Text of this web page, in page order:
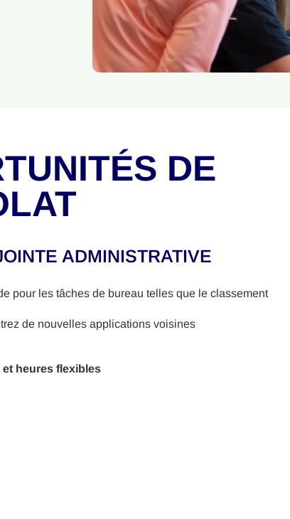
DE
ADMINISTRATIVE
pour les tâches de bureau telles que le classement
de nouvelles applications voisines
heures flexibles